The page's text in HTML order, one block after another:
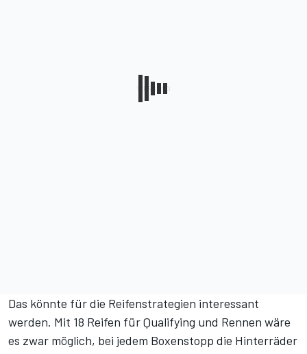
Das könnte für die Reifenstrategien interessant
werden. Mit 18 Reifen für Qualifying und Rennen wäre
es zwar möglich, bei jedem Boxenstopp die Hinterräder